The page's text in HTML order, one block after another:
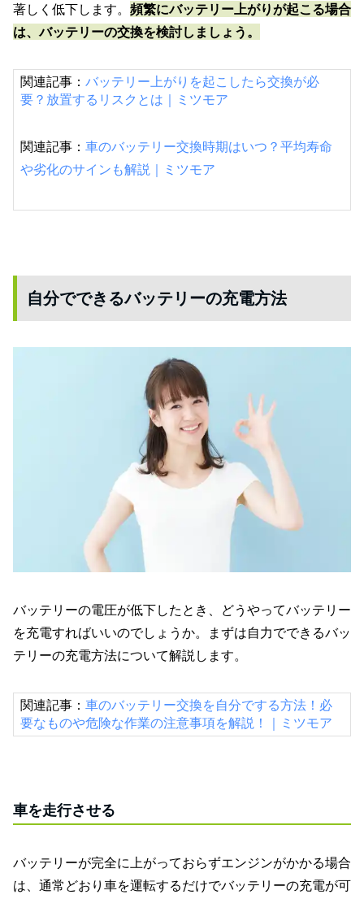
著しく低下します。 頻繁にバッテリー上がりが起こる場合
は、バッテリーの交換を検討しましょう。
関連記事： バッテリー上がりを起こしたら交換が必
要？放置するリスクとは｜ミツモア
関連記事： 車のバッテリー交換時期はいつ？平均寿命
や劣化のサインも解説｜ミツモア
自分でできるバッテリーの充電方法
バッテリーの電圧が低下したとき、どうやってバッテリー
を充電すればいいのでしょうか。まずは自力でできるバッ
テリーの充電方法について解説します。
関連記事： 車のバッテリー交換を自分でする方法！必
要なものや危険な作業の注意事項を解説！｜ミツモア
車を走行させる
バッテリーが完全に上がっておらずエンジンがかかる場合
は、通常どおり車を運転するだけでバッテリーの充電が可